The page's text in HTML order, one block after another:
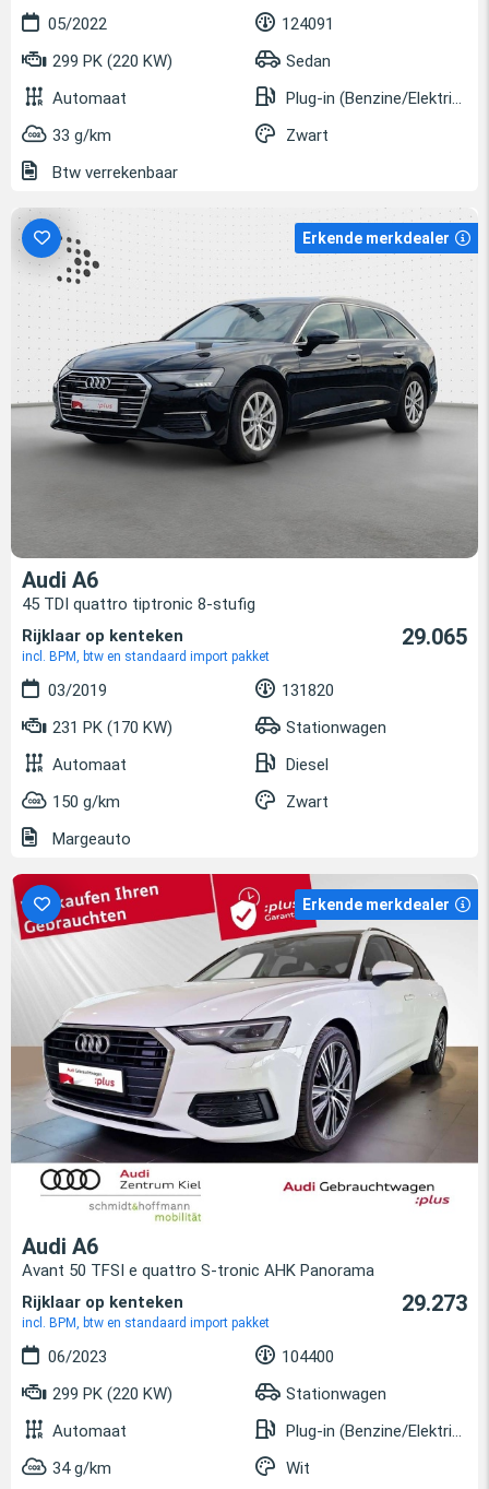
05/2022
124091
299 PK (220 KW)
Sedan
Automaat
Plug-in (Benzine/Elektrisch)
33 g/km
Zwart
Btw verrekenbaar
Erkende merkdealer
Audi A6
45 TDI quattro tiptronic 8-stufig
Rijklaar op kenteken
incl. BPM, btw en standaard import pakket
29.065
03/2019
131820
231 PK (170 KW)
Stationwagen
Automaat
Diesel
150 g/km
Zwart
Margeauto
Erkende merkdealer
Audi A6
Avant 50 TFSI e quattro S-tronic AHK Panorama
Rijklaar op kenteken
incl. BPM, btw en standaard import pakket
29.273
06/2023
104400
299 PK (220 KW)
Stationwagen
Automaat
Plug-in (Benzine/Elektrisch)
34 g/km
Wit